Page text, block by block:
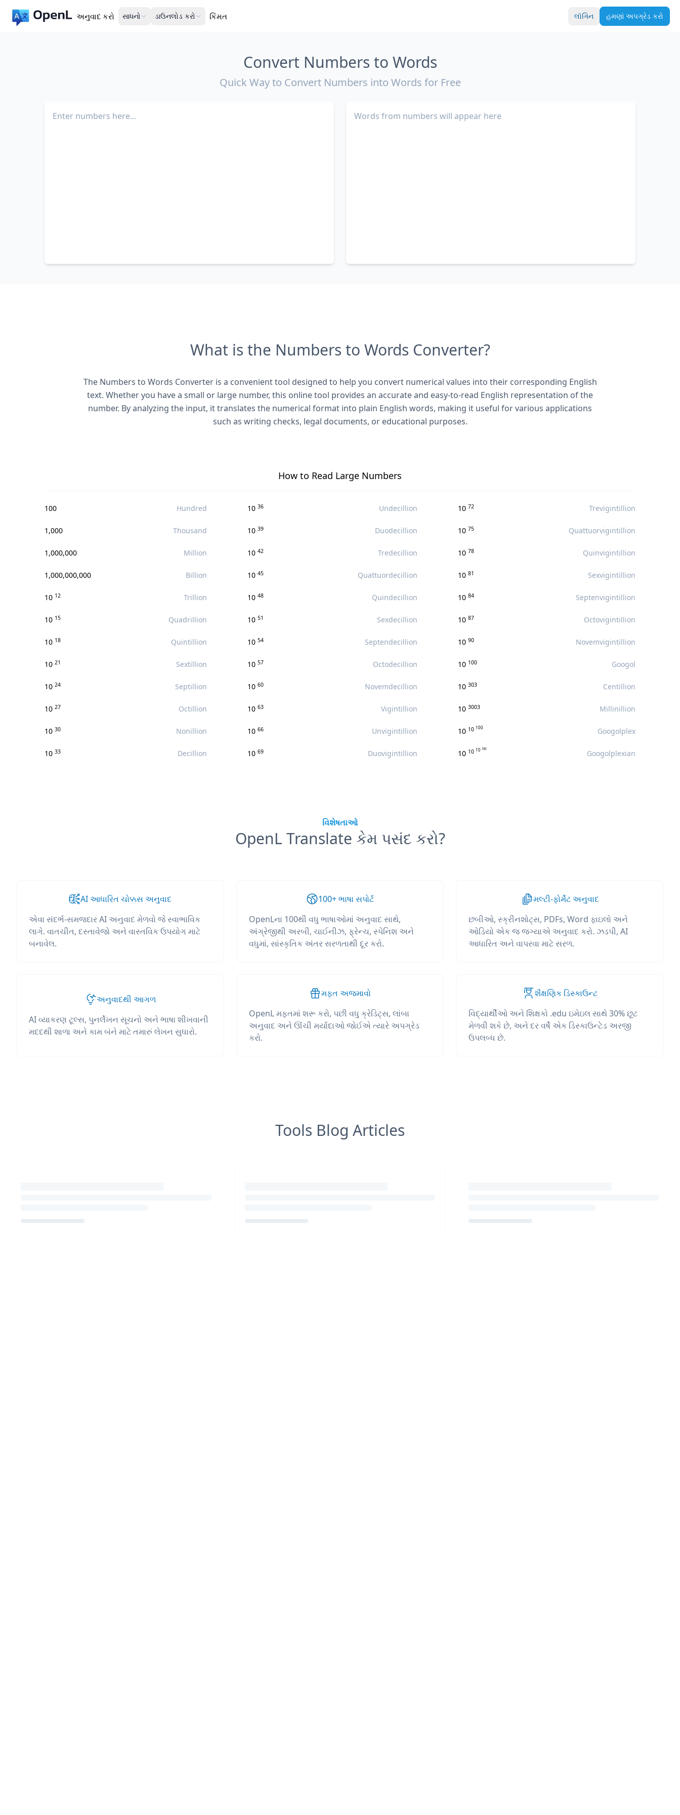
અનુવાદ કરો સાધનો ડાઉનલોડ કરો કિંમત લૉગિન હમણાં અપગ્રેડ કરો
Convert Numbers to Words
Quick Way to Convert Numbers into Words for Free
Words from numbers will appear here
What is the Numbers to Words Converter?
The Numbers to Words Converter is a convenient tool designed to help you convert numerical values into their corresponding English
text. Whether you have a small or large number, this online tool provides an accurate and easy-to-read English representation of the
number. By analyzing the input, it translates the numerical format into plain English words, making it useful for various applications
such as writing checks, legal documents, or educational purposes.
How to Read Large Numbers
100 Hundred
1,000 Thousand
1,000,000 Million
1,000,000,000 Billion
10 12 Trillion
10 15 Quadrillion
10 18 Quintillion
10 21 Sextillion
10 24 Septillion
10 27 Octillion
10 30 Nonillion
10 33 Decillion
10 36 Undecillion
10 39 Duodecillion
10 42 Tredecillion
10 45 Quattuordecillion
10 48 Quindecillion
10 51 Sexdecillion
10 54 Septendecillion
10 57 Octodecillion
10 60 Novemdecillion
10 63 Vigintillion
10 66 Unvigintillion
10 69 Duovigintillion
1072 Trevigintillion
1075 Quattuorvigintillion
1078 Quinvigintillion
1081 Sexvigintillion
1084 Septenvigintillion
1087 Octovigintillion
1090 Novemvigintillion
10 100 Googol
10303 Centillion
103003 Millinillion
10 10100 Googolplex
10 1010100 Googolplexian
વિશેષતાઓ
OpenL Translate કેમ પસંદ કરો?
AI આધારિત ચોક્કસ અનુવાદ
એવા સંદર્ભ-સમજદાર AI અનુવાદ મેળવો જે સ્વાભાવિક
લાગે. વાતચીત, દસ્તાવેજો અને વાસ્તવિક ઉપયોગ માટે
બનાવેલ.
100+ ભાષા સપોર્ટ
OpenLના 100થી વધુ ભાષાઓમાં અનુવાદ સાથે,
અંગ્રેજીથી અરબી, ચાઈનીઝ, ફ્રેન્ચ, સ્પેનિશ અને
વધુમાં, સાંસ્કૃતિક અંતર સરળતાથી દૂર કરો.
મલ્ટી-ફોર્મેટ અનુવાદ
છબીઓ, સ્ક્રીનશોટ્સ, PDFs, Word ફાઇલો અને
ઓડિયો એક જ જગ્યાએ અનુવાદ કરો. ઝડપી, AI
આધારિત અને વાપરવા માટે સરળ.
અનુવાદથી આગળ
AI વ્યાકરણ ટૂલ્સ, પુનર્લેખન સૂચનો અને ભાષા શીખવાની
મદદથી શાળા અને કામ બંને માટે તમારું લેખન સુધારો.
મફત અજમાવો
OpenL મફતમાં શરૂ કરો, પછી વધુ ક્રેડિટ્સ, લાંબા
અનુવાદ અને ઊંચી મર્યાદાઓ જોઈએ ત્યારે અપગ્રેડ
કરો.
શૈક્ષણિક ડિસ્કાઉન્ટ
વિદ્યાર્થીઓ અને શિક્ષકો .edu ઇમેઇલ સાથે 30% છૂટ
મેળવી શકે છે, અને દર વર્ષે એક ડિસ્કાઉન્ટેડ અરજી
ઉપલબ્ધ છે.
Tools Blog Articles